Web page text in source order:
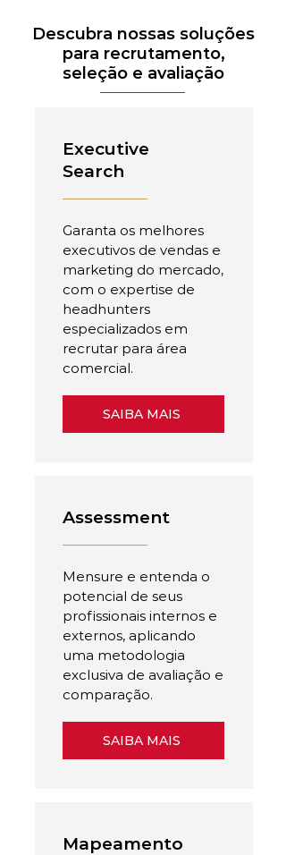
Descubra nossas soluções
para recrutamento,
seleção e avaliação
Executive
Search
Garanta os melhores
executivos de vendas e
marketing do mercado,
com o expertise de
headhunters
especializados em
recrutar para área
comercial.
SAIBA MAIS
Assessment
Mensure e entenda o
potencial de seus
profissionais internos e
externos, aplicando
uma metodologia
exclusiva de avaliação e
comparação.
SAIBA MAIS
Mapeamento